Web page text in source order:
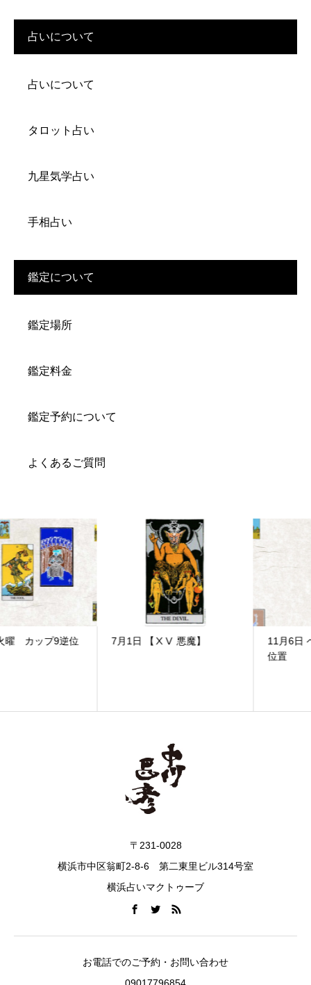
占いについて
占いについて
タロット占い
九星気学占い
手相占い
鑑定について
鑑定場所
鑑定料金
鑑定予約について
よくあるご質問
7月1日 【ⅩⅤ 悪魔】
11月6日 ペンタクルキング逆
〒231-0028
横浜市中区翁町2-8-6 第二東里ビル314号室
横浜占いマクトゥーブ
お電話でのご予約・お問い合わせ
09017796854